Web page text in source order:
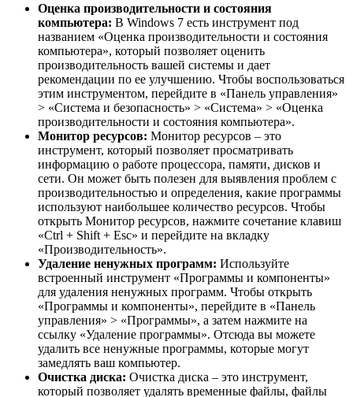
Оценка производительности и состояния
компьютера: В Windows 7 есть инструмент под
названием «Оценка производительности и состояния
компьютера», который позволяет оценить
производительность вашей системы и дает
рекомендации по ее улучшению. Чтобы воспользоваться
этим инструментом, перейдите в «Панель управления»
> «Система и безопасность» > «Система» > «Оценка
производительности и состояния компьютера».
Монитор ресурсов: Монитор ресурсов – это
инструмент, который позволяет просматривать
информацию о работе процессора, памяти, дисков и
сети. Он может быть полезен для выявления проблем с
производительностью и определения, какие программы
используют наибольшее количество ресурсов. Чтобы
открыть Монитор ресурсов, нажмите сочетание клавиш
«Ctrl + Shift + Esc» и перейдите на вкладку
«Производительность».
Удаление ненужных программ: Используйте
встроенный инструмент «Программы и компоненты»
для удаления ненужных программ. Чтобы открыть
«Программы и компоненты», перейдите в «Панель
управления» > «Программы», а затем нажмите на
ссылку «Удаление программы». Отсюда вы можете
удалить все ненужные программы, которые могут
замедлять ваш компьютер.
Очистка диска: Очистка диска – это инструмент,
который позволяет удалять временные файлы, файлы